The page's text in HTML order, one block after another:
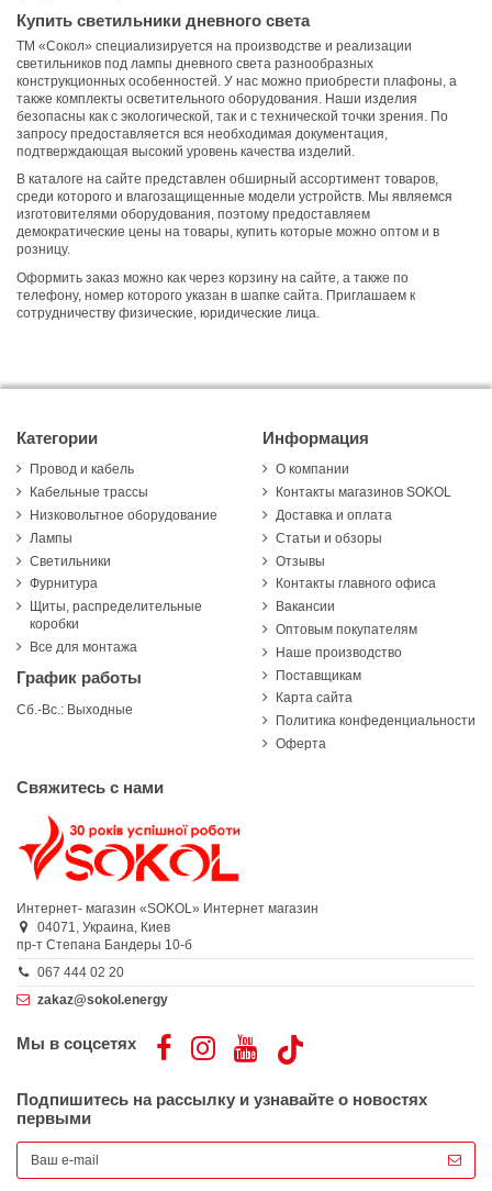
Купить светильники дневного света
ТМ «Сокол» специализируется на производстве и реализации
светильников под лампы дневного света разнообразных
конструкционных особенностей. У нас можно приобрести плафоны, а
также комплекты осветительного оборудования. Наши изделия
безопасны как с экологической, так и с технической точки зрения. По
запросу предоставляется вся необходимая документация,
подтверждающая высокий уровень качества изделий.
В каталоге на сайте представлен обширный ассортимент товаров,
среди которого и влагозащищенные модели устройств. Мы являемся
изготовителями оборудования, поэтому предоставляем
демократические цены на товары, купить которые можно оптом и в
розницу.
Оформить заказ можно как через корзину на сайте, а также по
телефону, номер которого указан в шапке сайта. Приглашаем к
сотрудничеству физические, юридические лица.
Категории
Провод и кабель
Кабельные трассы
Низковольтное оборудование
Лампы
Светильники
Фурнитура
Щиты, распределительные
коробки
Все для монтажа
График работы
Сб.-Вс.: Выходные
Информация
О компании
Контакты магазинов SOKOL
Доставка и оплата
Статьи и обзоры
Отзывы
Контакты главного офиса
Вакансии
Оптовым покупателям
Наше производство
Поставщикам
Карта сайта
Политика конфеденциальности
Оферта
Свяжитесь с нами
Интернет- магазин «SOKOL» Интернет магазин
04071, Украина, Киев
пр-т Степана Бандеры 10-б
067 444 02 20
zakaz@sokol.energy
Мы в соцсетях
Подпишитесь на рассылку и узнавайте о новостях
первыми